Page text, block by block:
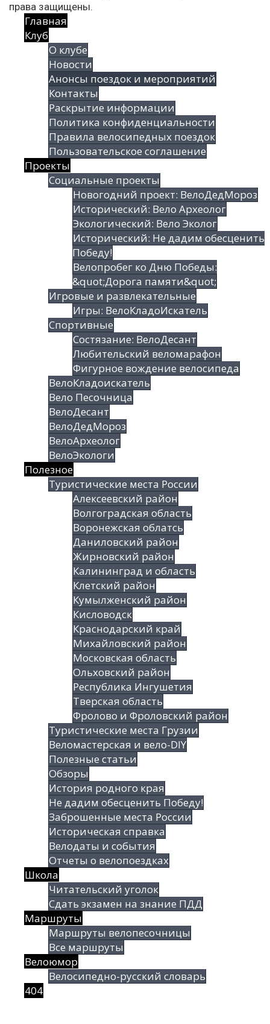
права защищены.
Главная
Клуб
О клубе
Новости
Анонсы поездок и мероприятий
Контакты
Раскрытие информации
Политика конфиденциальности
Правила велосипедных поездок
Пользовательское соглашение
Проекты
Социальные проекты
Новогодний проект: ВелоДедМороз
Исторический: Вело Археолог
Экологический: Вело Эколог
Исторический: Не дадим обесценить
Победу!
Велопробег ко Дню Победы:
&quot;Дорога памяти&quot;
Игровые и развлекательные
Игры: ВелоКладоИскатель
Спортивные
Состязание: ВелоДесант
Любительский веломарафон
Фигурное вождение велосипеда
ВелоКладоискатель
Вело Песочница
ВелоДесант
ВелоДедМороз
ВелоАрхеолог
ВелоЭкологи
Полезное
Туристические места России
Алексеевский район
Волгоградская облаcть
Воронежская облатсь
Даниловский район
Жирновский район
Калининград и область
Клетский район
Кумылженский район
Кисловодск
Краснодарский край
Михайловский район
Московская область
Ольховский район
Республика Ингушетия
Тверская область
Фролово и Фроловский район
Туристические места Грузии
Веломастерская и вело-DIY
Полезные статьи
Обзоры
История родного края
Не дадим обесценить Победу!
Заброшенные места России
Историческая справка
Велодаты и события
Отчеты о велопоездках
Школа
Читательский уголок
Сдать экзамен на знание ПДД
Маршруты
Маршруты велопесочницы
Все маршруты
Велоюмор
Велосипедно-русский словарь
404